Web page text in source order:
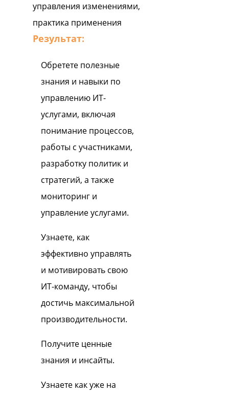
управления изменениями,
практика применения
Результат:
Обретете полезные
знания и навыки по
управлению ИТ-
услугами, включая
понимание процессов,
работы с участниками,
разработку политик и
стратегий, а также
мониторинг и
управление услугами.
Узнаете, как
эффективно управлять
и мотивировать свою
ИТ-команду, чтобы
достичь максимальной
производительности.
Получите ценные
знания и инсайты.
Узнаете как уже на